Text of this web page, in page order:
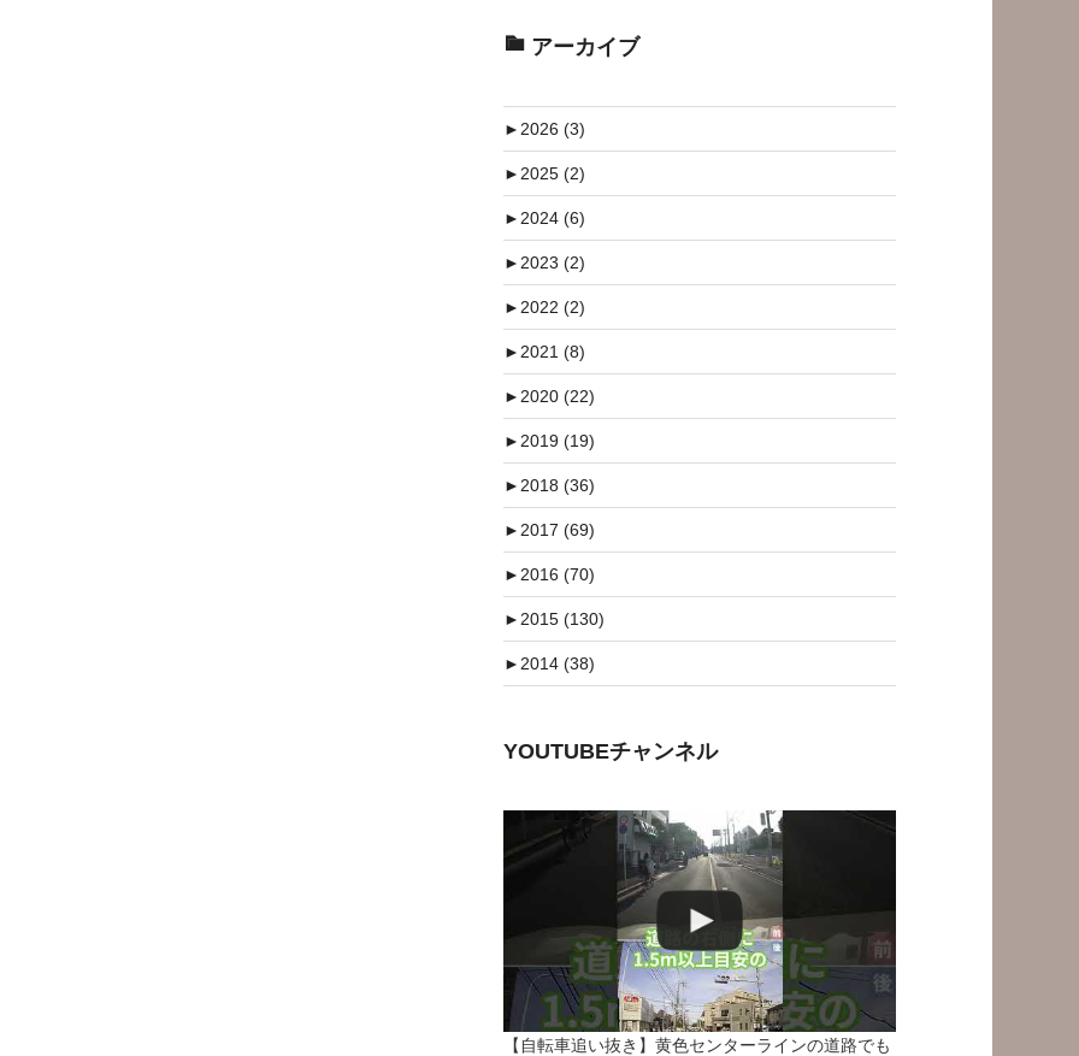
アーカイブ
►2026 (3)
►2025 (2)
►2024 (6)
►2023 (2)
►2022 (2)
►2021 (8)
►2020 (22)
►2019 (19)
►2018 (36)
►2017 (69)
►2016 (70)
►2015 (130)
►2014 (38)
YOUTUBEチャンネル
【自転車追い抜き】黄色センターラインの道路でも